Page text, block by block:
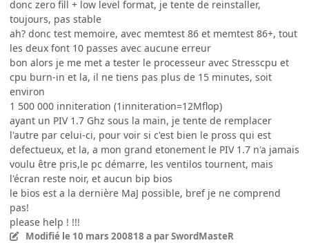
donc zero fill + low level format, je tente de reinstaller,
toujours, pas stable
ah? donc test memoire, avec memtest 86 et memtest 86+, tout
les deux font 10 passes avec aucune erreur
bon alors je me met a tester le processeur avec Stresscpu et
cpu burn-in et la, il ne tiens pas plus de 15 minutes, soit
environ
1 500 000 inniteration (1inniteration=12Mflop)
ayant un PIV 1.7 Ghz sous la main, je tente de remplacer
l'autre par celui-ci, pour voir si c'est bien le pross qui est
defectueux, et la, a mon grand etonement le PIV 1.7 n'a jamais
voulu être pris,le pc démarre, les ventilos tournent, mais
l'écran reste noir, et aucun bip bios
le bios est a la dernière MaJ possible, bref je ne comprend
pas!
please help ! !!!
Modifié le 10 mars 200818 a par SwordMasteR